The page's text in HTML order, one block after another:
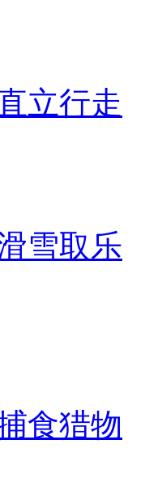
立行走
雪取乐
食猎物